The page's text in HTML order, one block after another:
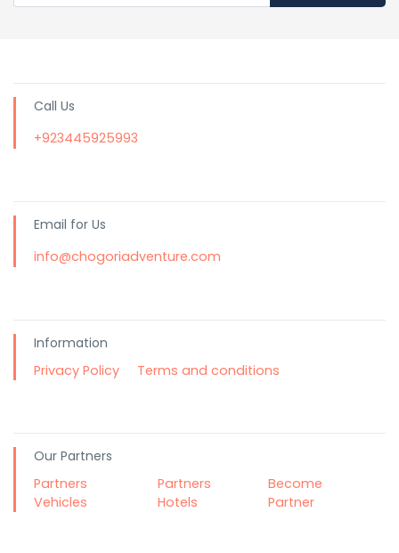
Call Us
+923445925993
Email for Us
info@chogoriadventure.com
Information
Privacy Policy
Terms and conditions
Our Partners
Partners
Vehicles
Partners
Hotels
Become
Partner